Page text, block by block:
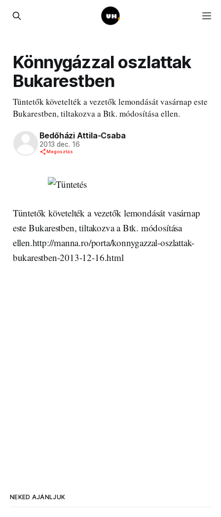
Könnygázzal oszlattak
Bukarestben
Tüntetők követelték a vezetők lemondását vasárnap este
Bukarestben, tiltakozva a Btk. módosítása ellen.
Bedőházi Attila-Csaba
2013 dec. 16
Megosztás
Tüntetők követelték a vezetők lemondását vasárnap
este Bukarestben, tiltakozva a Btk. módosítása
ellen.http://manna.ro/porta/konnygazzal-oszlattak-
bukarestben-2013-12-16.html
NEKED AJÁNLJUK